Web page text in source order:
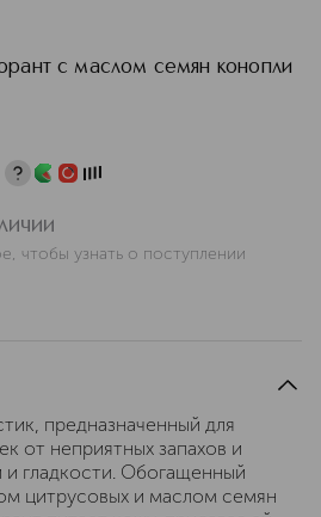
с маслом семян конопли
чтобы узнать о поступлении
предназначенный для
от неприятных запахов и
и гладкости. Обогащенный
цитрусовых и маслом семян